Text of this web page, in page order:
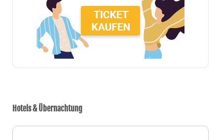
Hotels & Übernachtung